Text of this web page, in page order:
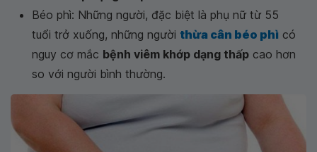
Béo phì: Những người, đặc biệt là phụ nữ từ 55
tuổi trở xuống, những người thừa cân béo phì có
nguy cơ mắc bệnh viêm khớp dạng thấp cao hơn
so với người bình thường.